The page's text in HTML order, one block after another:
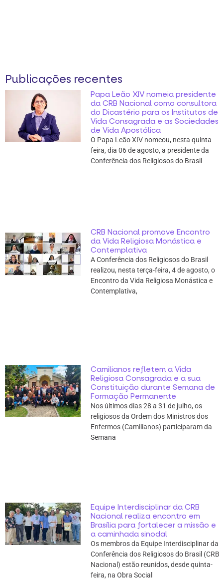
Publicações recentes
Papa Leão XIV nomeia presidente
da CRB Nacional como consultora
do Dicastério para os Institutos de
Vida Consagrada e as Sociedades
de Vida Apostólica
O Papa Leão XIV nomeou, nesta quinta
feira, dia 06 de agosto, a presidente da
Conferência dos Religiosos do Brasil
CRB Nacional promove Encontro
da Vida Religiosa Monástica e
Contemplativa
A Conferência dos Religiosos do Brasil
realizou, nesta terça-feira, 4 de agosto, o
Encontro da Vida Religiosa Monástica e
Contemplativa,
Camilianos refletem a Vida
Religiosa Consagrada e a sua
Constituição durante Semana de
Formação Permanente
Nos últimos dias 28 a 31 de julho, os
religiosos da Ordem dos Ministros dos
Enfermos (Camilianos) participaram da
Semana
Equipe Interdisciplinar da CRB
Nacional realiza encontro em
Brasília para fortalecer a missão e
a caminhada sinodal
Os membros da Equipe Interdisciplinar da
Conferência dos Religiosos do Brasil (CRB
Nacional) estão reunidos, desde quinta-
feira, na Obra Social